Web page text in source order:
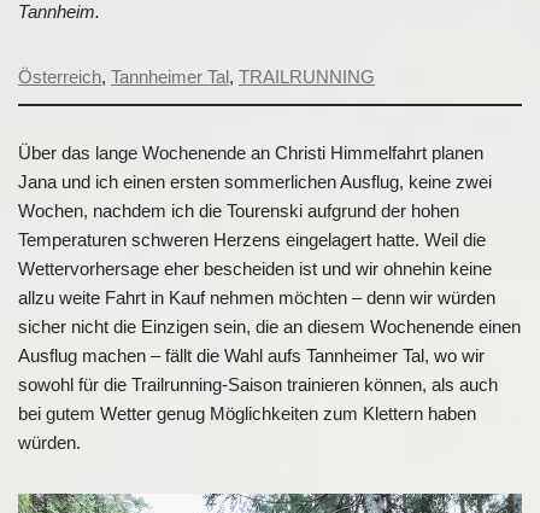
Tannheim.
Österreich, Tannheimer Tal, TRAILRUNNING
Über das lange Wochenende an Christi Himmelfahrt planen
Jana und ich einen ersten sommerlichen Ausflug, keine zwei
Wochen, nachdem ich die Tourenski aufgrund der hohen
Temperaturen schweren Herzens eingelagert hatte. Weil die
Wettervorhersage eher bescheiden ist und wir ohnehin keine
allzu weite Fahrt in Kauf nehmen möchten – denn wir würden
sicher nicht die Einzigen sein, die an diesem Wochenende einen
Ausflug machen – fällt die Wahl aufs Tannheimer Tal, wo wir
sowohl für die Trailrunning-Saison trainieren können, als auch
bei gutem Wetter genug Möglichkeiten zum Klettern haben
würden.